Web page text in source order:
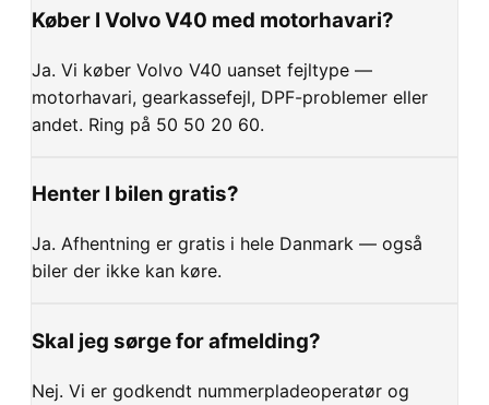
Køber I Volvo V40 med motorhavari?
Ja. Vi køber Volvo V40 uanset fejltype —
motorhavari, gearkassefejl, DPF-problemer eller
andet. Ring på 50 50 20 60.
Henter I bilen gratis?
Ja. Afhentning er gratis i hele Danmark — også
biler der ikke kan køre.
Skal jeg sørge for afmelding?
Nej. Vi er godkendt nummerpladeoperatør og